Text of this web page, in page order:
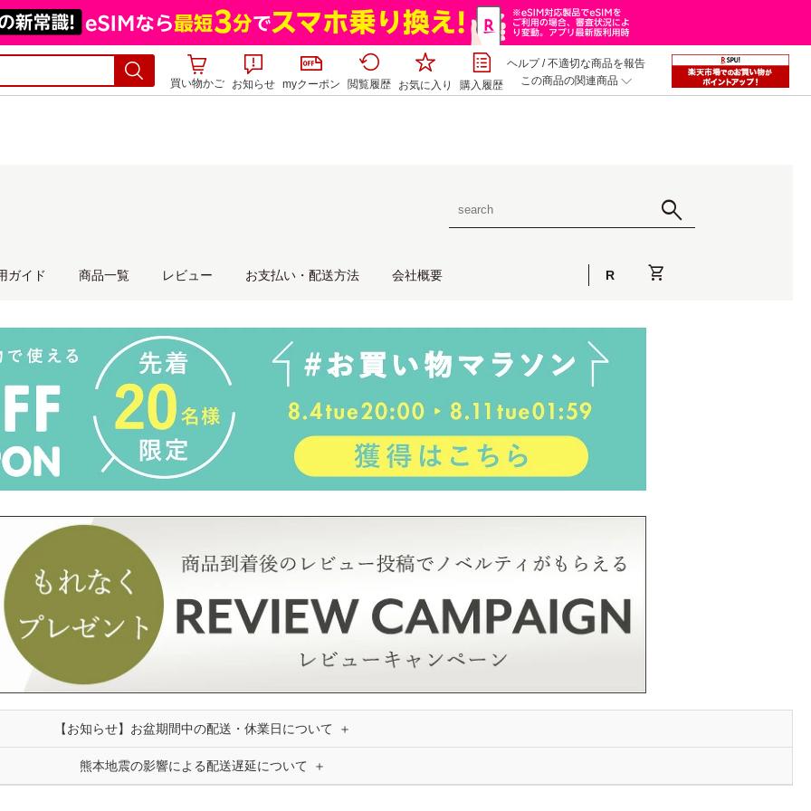
買い物かご お知らせ myクーポン 閲覧履歴 お気に入り 購入履歴
ヘルプ/不適切な商品を報告
この商品の関連商品
【お知らせ】お盆期間中の配送・休業日について
熊本地震の影響による配送遅延について